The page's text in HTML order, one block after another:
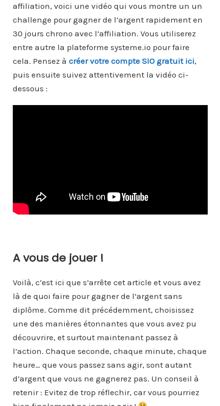
affiliation, voici une vidéo qui vous montre un un
challenge pour gagner de l’argent rapidement en
30 jours chrono avec l’affiliation. Vous utiliserez
entre autre la plateforme systeme.io pour faire
cela. Pensez à créer votre compte SIO gratuit ici,
puis ensuite suivez attentivement la vidéo ci-
dessous :
A vous de jouer !
Voilà, c’est ici que s’arrête cet article et vous avez
là de quoi faire pour gagner de l’argent sans
diplôme. Comme dit précédemment, choisissez
une des manières étonnantes que vous avez pu
découvrire, et surtout maintenant passez à
l’action. Chaque seconde, chaque minute, chaque
heure… que vous passez sans agir, sont autant
d’argent que vous ne gagnerez pas. Un conseil à
retenir : Evitez de trop réflechir, car vous pourriez